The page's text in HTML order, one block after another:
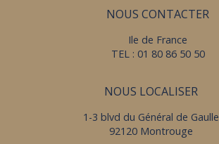
NOUS CONTACTER
Ile de France
TEL : 01 80 86 50 50
NOUS LOCALISER
1-3 blvd du Général de Gaulle
92120 Montrouge